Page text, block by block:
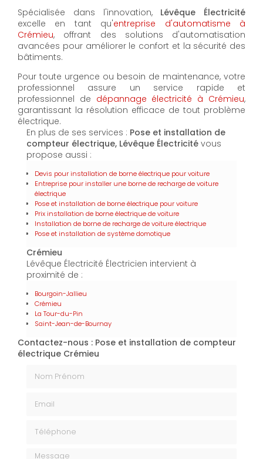
Spécialisée dans l'innovation, Lévêque Électricité
excelle en tant qu'entreprise d'automatisme à
Crémieu, offrant des solutions d'automatisation
avancées pour améliorer le confort et la sécurité des
bâtiments.
Pour toute urgence ou besoin de maintenance, votre
professionnel assure un service rapide et
professionnel de dépannage électricité à Crémieu,
garantissant la résolution efficace de tout problème
électrique.
En plus de ses services : Pose et installation de
compteur électrique, Lévêque Électricité vous
propose aussi :
Devis pour installation de borne électrique pour voiture
Entreprise pour installer une borne de recharge de voiture
électrique
Pose et installation de borne électrique pour voiture
Prix installation de borne électrique de voiture
Installation de borne de recharge de voiture électrique
Pose et installation de système domotique
Crémieu
Lévêque Électricité Électricien intervient à
proximité de :
Bourgoin-Jallieu
Crémieu
La Tour-du-Pin
Saint-Jean-de-Bournay
Contactez-nous : Pose et installation de compteur
électrique Crémieu
Message